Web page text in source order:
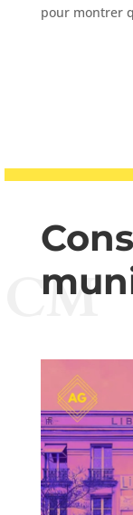
pour montrer
CM